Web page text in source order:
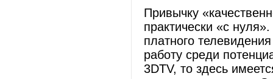
Привычку
практически «с
платного
работу среди
3DTV, то здесь